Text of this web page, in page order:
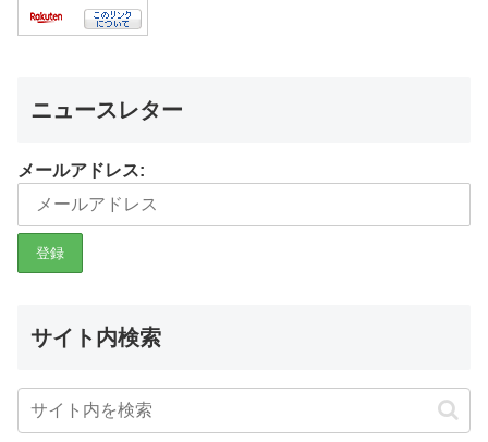
ニュースレター
メールアドレス:
サイト内検索